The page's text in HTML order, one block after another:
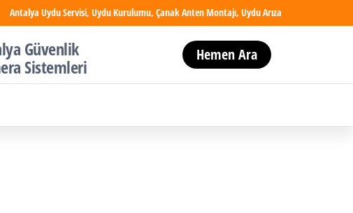
Antalya Uydu Servisi, Uydu Kurulumu, Çanak Anten Montajı, Uydu Arıza
Güvenlik
Sistemleri
Hemen Ara